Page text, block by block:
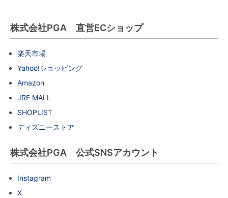
株式会社PGA 直営ECショップ
楽天市場
Yahoo!ショッピング
Amazon
JRE MALL
SHOPLIST
ディズニーストア
株式会社PGA 公式SNSアカウント
Instagram
X